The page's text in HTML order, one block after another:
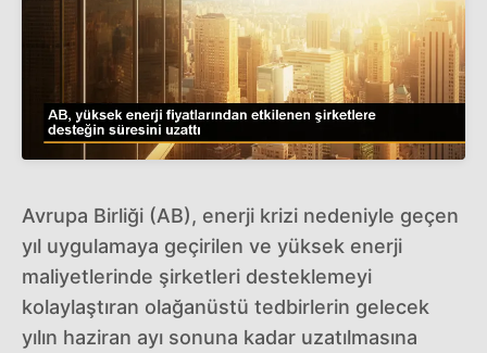
Avrupa Birliği (AB), enerji krizi nedeniyle geçen
yıl uygulamaya geçirilen ve yüksek enerji
maliyetlerinde şirketleri desteklemeyi
kolaylaştıran olağanüstü tedbirlerin gelecek
yılın haziran ayı sonuna kadar uzatılmasına